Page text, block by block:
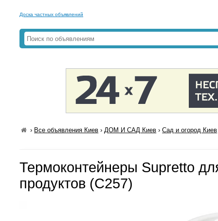
Доска частных объявлений
› Все объявления Киев ›ДОМ И САД Киев ›Сад и огород Киев
Термоконтейнеры Supretto
продуктов (C257)